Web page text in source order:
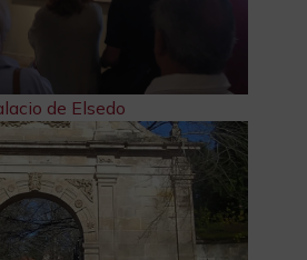
de Elsedo